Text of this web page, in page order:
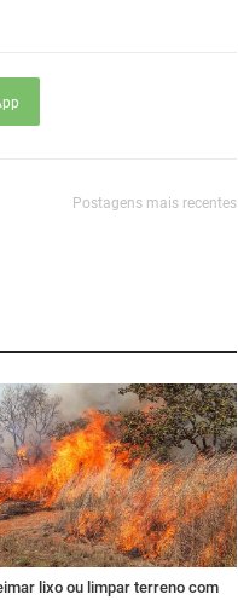
Postagens mais recentes
lixo ou limpar terreno com